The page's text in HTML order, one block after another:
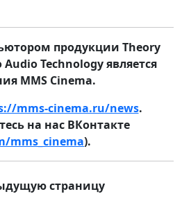
продукции Theory
Technology является
MMS Cinema.
mms-cinema.ru/news.
на нас ВКонтакте
mms_cinema).
страницу